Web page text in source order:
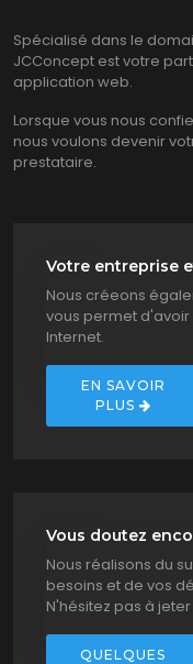
Spécialisé dans le
JCConcept est votre
application web.
Lorsque vous nous
nous voulons devenir
prestataire.
Votre entreprise
Nous créeons
vous permet
Internet.
EN SAVOIR
PLUS
Vous doutez
Nous réalisons du
besoins et de vos
N'hésitez pas à
QUELQUES